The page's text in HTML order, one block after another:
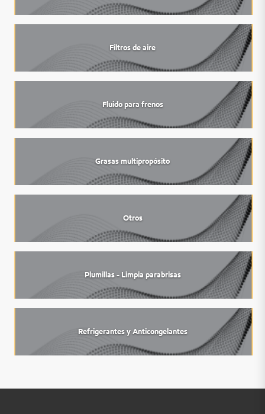
Filtros de aire
Fluido para frenos
Grasas multipropósito
Otros
Plumillas - Limpia parabrisas
Refrigerantes y Anticongelantes